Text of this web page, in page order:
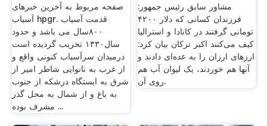
صفحه مربوط به آخرین خبرهای
آسیاب hpgr. قدمت آسیاب
۸۰۰سال می باشد و حدود
سال۱۳۳۰ تخریب گردیده است
درمیدان سرآسیاب کنونی واقع و
از غرب به نانوایی شاطر امیر از
شرق به ایستگاه درشکه از جنوب
به باغ و از شمال به محل گذر
مشرف بوده ...
مشاور سابق رئیس جمهور:
فرزندان کسانی که دلار ۴۲۰۰
تومانی گرفتند در کانادا و استرالیا
کیف می‌کنند اکبر ترکان بیان کرد:
ارزهای ارزان را به عده‌ای دادند و
آنها هم خوردند، یک لیوان آب هم
روی آن.